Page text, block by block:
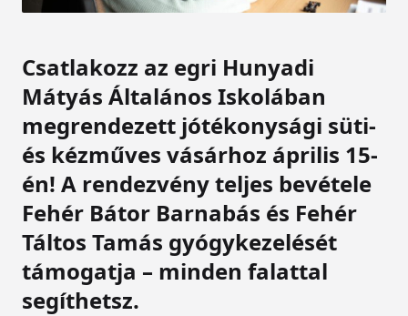
Csatlakozz az egri Hunyadi
Mátyás Általános Iskolában
megrendezett jótékonysági süti-
és kézműves vásárhoz április 15-
én! A rendezvény teljes bevétele
Fehér Bátor Barnabás és Fehér
Táltos Tamás gyógykezelését
támogatja – minden falattal
segíthetsz.